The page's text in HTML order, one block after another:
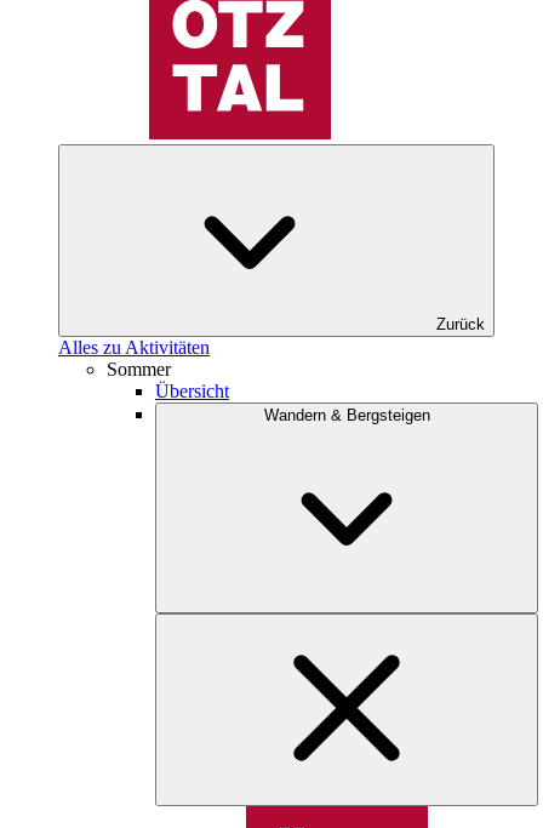
Zurück
Alles zu Aktivitäten
Sommer
Übersicht
Wandern & Bergsteigen